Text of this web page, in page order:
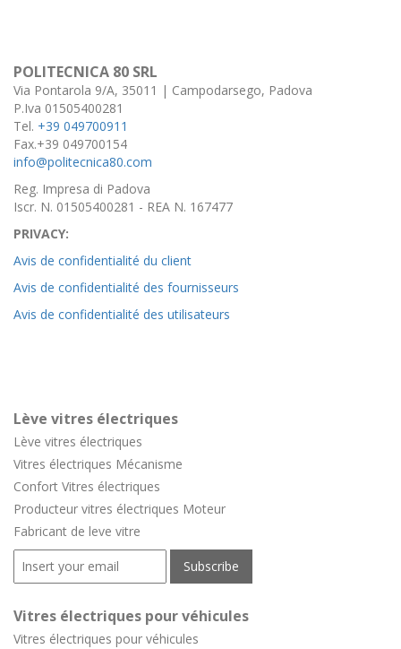
POLITECNICA 80 SRL
Via Pontarola 9/A, 35011 | Campodarsego, Padova
P.Iva 01505400281
Tel. +39 049700911
Fax.+39 049700154
info@politecnica80.com
Reg. Impresa di Padova
Iscr. N. 01505400281 - REA N. 167477
PRIVACY:
Avis de confidentialité du client
Avis de confidentialité des fournisseurs
Avis de confidentialité des utilisateurs
Lève vitres électriques
Lève vitres électriques
Vitres électriques Mécanisme
Confort Vitres électriques
Producteur vitres électriques Moteur
Fabricant de leve vitre
Vitres électriques pour véhicules
Vitres électriques pour véhicules